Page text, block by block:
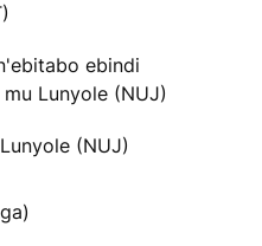
ebindi
Lunyole (NUJ)
(NUJ)